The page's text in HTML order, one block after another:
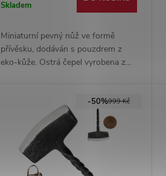
Skladem
Miniaturní pevný nůž ve formě
přívěsku, dodáván s pouzdrem z
eko-kůže. Ostrá čepel vyrobena z
999 Kč
-50%